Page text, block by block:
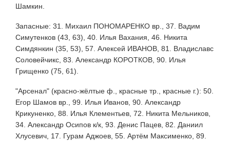
Шамкин.
Запасные: 31. Михаил ПОНОМАРЕНКО вр., 37. Вадим
Симутенков (43, 63), 40. Илья Вахания, 46. Никита
Симдянкин (35, 53), 57. Алексей ИВАНОВ, 81. Владиславс
Соловейчикс, 83. Александр КОРОТКОВ, 90. Илья
Грищенко (75, 61).
"Арсенал" (красно-жёлтые ф., красные тр., красные г.): 50.
Егор Шамов вр., 99. Илья Иванов, 90. Александр
Крикуненко, 88. Илья Клементьев, 72. Никита Мельников,
34. Александр Осипов к/к, 93. Денис Пацев, 82. Даниил
Хлусевич, 17. Гурам Аджоев, 55. Артём Максименко, 89.